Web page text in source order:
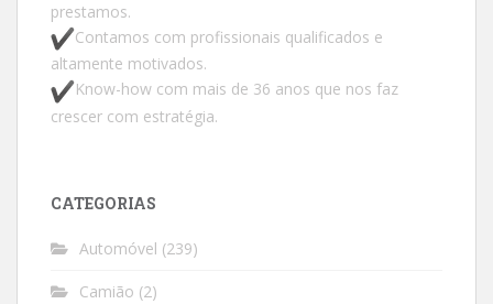
prestamos.
Contamos com profissionais qualificados e
altamente motivados.
Know-how com mais de 36 anos que nos faz
crescer com estratégia.
CATEGORIAS
Automóvel (239)
Camião (2)